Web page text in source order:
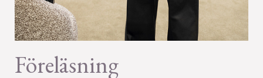
Föreläsning